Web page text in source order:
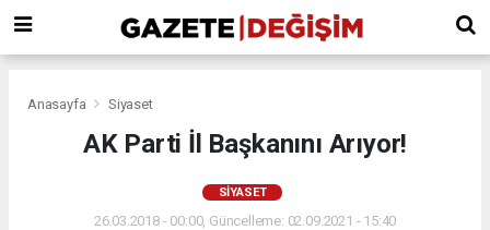
Anasayfa Siyaset
AK Parti İl Başkanını Arıyor!
SIYASET
26.03.2018 - 00:00, Güncelleme: 02.09.2021 - 15:40